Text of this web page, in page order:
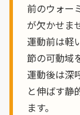
前のウォー
が欠かせま
運動前は軽
節の可動域
運動後は深
と伸ばす静
ます。